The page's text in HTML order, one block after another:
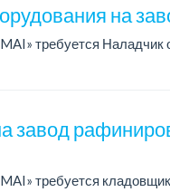
на
требуется Наладчик
завод
требуется